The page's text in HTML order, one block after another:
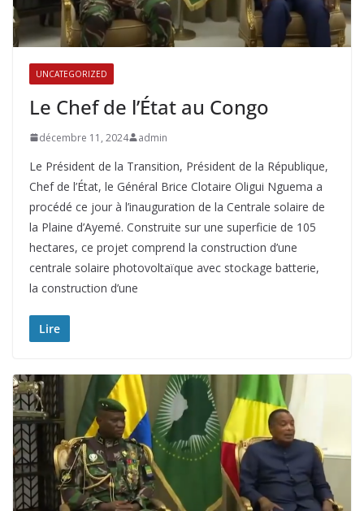
UNCATEGORIZED
Le Chef de l’État au Congo
décembre 11, 2024 admin
Le Président de la Transition, Président de la République,
Chef de l’État, le Général Brice Clotaire Oligui Nguema a
procédé ce jour à l’inauguration de la Centrale solaire de
la Plaine d’Ayemé. Construite sur une superficie de 105
hectares, ce projet comprend la construction d’une
centrale solaire photovoltaïque avec stockage batterie,
la construction d’une
Lire